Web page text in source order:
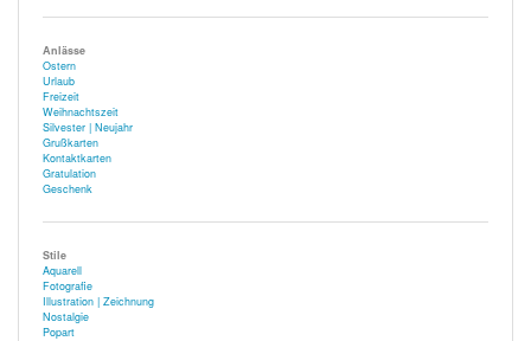
Anlässe
Ostern
Urlaub
Freizeit
Weihnachtszeit
Silvester | Neujahr
Grußkarten
Kontaktkarten
Gratulation
Geschenk
Stile
Aquarell
Fotografie
Illustration | Zeichnung
Nostalgie
Popart